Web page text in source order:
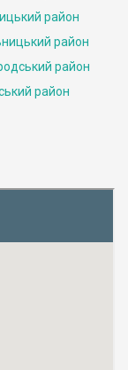
район
район
район
район